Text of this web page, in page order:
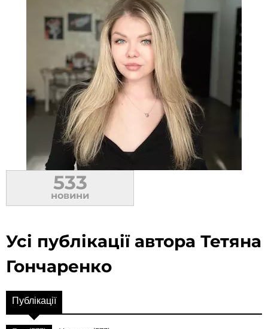
533
новини
Усі публікації автора Тетяна
Гончаренко
Публікації